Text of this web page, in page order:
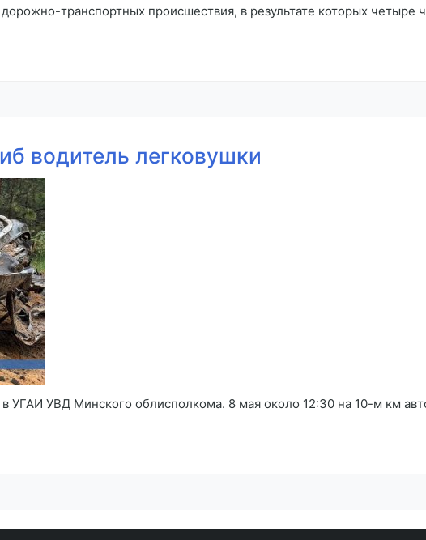
транспортных происшествия, в результате которых четыре
водитель легковушки
УГАИ УВД Минского облисполкома. 8 мая около 12:30 на 10-м км